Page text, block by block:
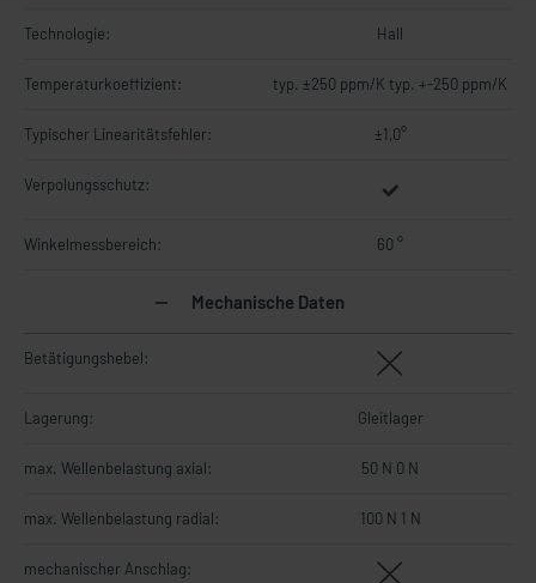
Technologie: Hall
Temperaturkoeffizient: typ. ±250 ppm/K typ. +-250 ppm/K
Typischer Linearitätsfehler: ±1,0°
Verpolungsschutz:
Winkelmessbereich: 60 °
Mechanische Daten
Betätigungshebel:
Lagerung: Gleitlager
max. Wellenbelastung axial: 50 N 0 N
max. Wellenbelastung radial: 100 N 1 N
mechanischer Anschlag: